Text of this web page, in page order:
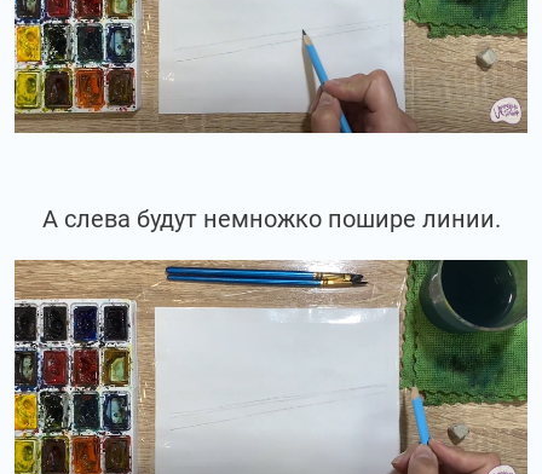
А слева будут немножко пошире линии.